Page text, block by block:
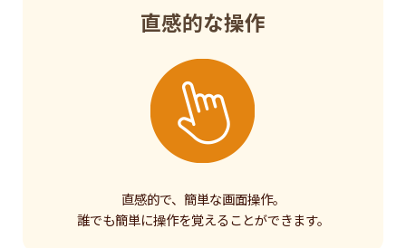
直感的な操作
直感的で、簡単な画面操作。
誰でも簡単に操作を覚えることができます。